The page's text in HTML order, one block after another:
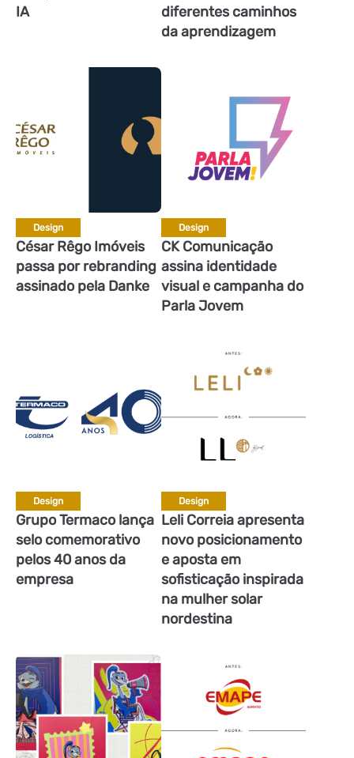
IA
diferentes caminhos
da aprendizagem
Design
César Rêgo Imóveis
passa por rebranding
assinado pela Danke
Design
CK Comunicação
assina identidade
visual e campanha do
Parla Jovem
Design
Grupo Termaco lança
selo comemorativo
pelos 40 anos da
empresa
Design
Leli Correia apresenta
novo posicionamento
e aposta em
sofisticação inspirada
na mulher solar
nordestina